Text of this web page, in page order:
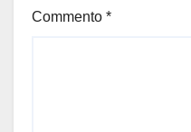
Commento *